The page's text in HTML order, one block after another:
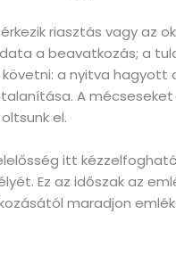
riasztás vagy az
a beavatkozás; a
a nyitva hagyott
A
el.
itt
Ez az időszak az
maradjon